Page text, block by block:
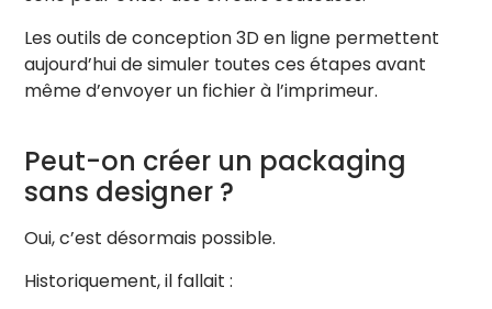
Vide
Relief: Bosse Intensité 0.030
Haut (Top) ↻ 90°
Design Principal
Dorure (Foil)
Vide
Les outils de conception 3D en ligne permettent
aujourd’hui de simuler toutes ces étapes avant
même d’envoyer un fichier à l’imprimeur.
Peut-on créer un packaging
sans designer ?
Oui, c’est désormais possible.
Historiquement, il fallait :